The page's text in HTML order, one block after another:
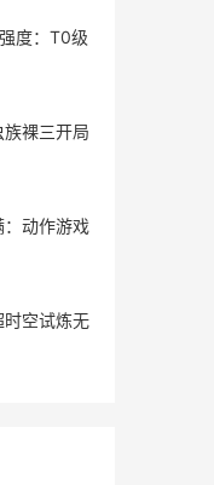
度：T0级
裸三开局
动作游戏
空试炼无